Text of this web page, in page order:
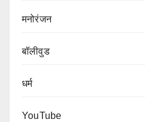
मनोरंजन
बॉलीवुड
धर्म
YouTube